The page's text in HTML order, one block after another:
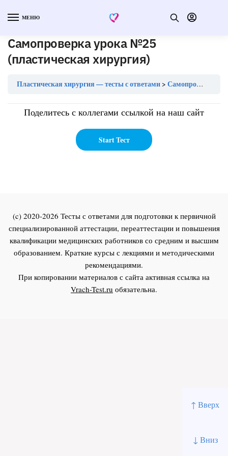
↑ Вверх
↓ Вниз
МЕНЮ
Самопроверка урока №25
(пластическая хирургия)
Пластическая хирургия — тесты с ответами Самопроверка урока №25 (пластическая хирургия)
Поделитесь с коллегами ссылкой на наш сайт
(c) 2020-2026 Тесты с ответами для подготовки к первичной
специализированной аттестации, переаттестации и повышения
квалификации медицинских работников со средним и высшим
образованием. Краткие курсы с лекциями и методическими
рекомендациями.
При копировании материалов с сайта активная ссылка на
Vrach-Test.ru обязательна.